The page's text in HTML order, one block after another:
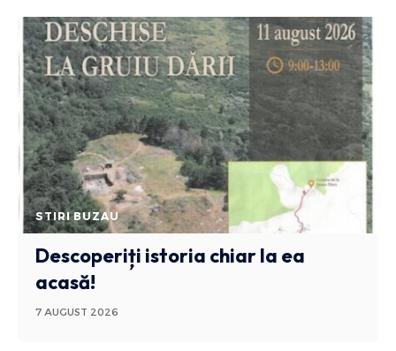
STIRI BUZAU
Descoperiți istoria chiar la ea
acasă!
7 AUGUST 2026